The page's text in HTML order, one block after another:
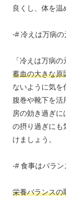
良くし、体を温
-# 冷えは万病
「冷えは万病
蓄血の大きな原
ないように気を
腹巻や靴下を活
房の効き過ぎ
の摂り過ぎにも
けましょう。
-# 食事はバラ
栄養バランスの